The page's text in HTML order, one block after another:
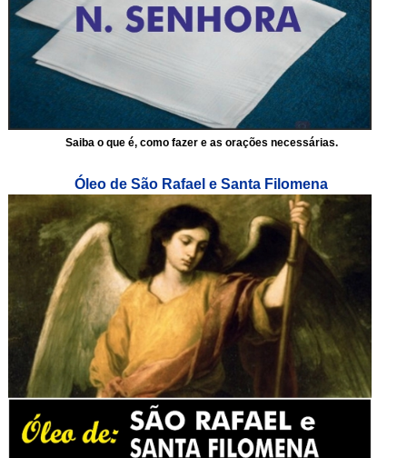
Saiba o que é, como fazer e as orações necessárias.
Óleo de São Rafael e Santa Filomena